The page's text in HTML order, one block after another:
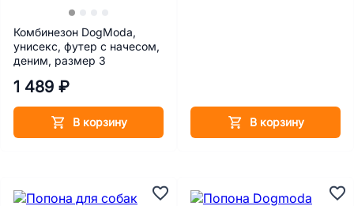
Комбинезон DogModa,
унисекс, футер с начесом,
деним, размер 3
1 489 ₽
В корзину В корзину